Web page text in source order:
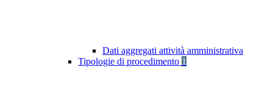
Dati aggregati attività amministrativa
Tipologie di procedimento 1